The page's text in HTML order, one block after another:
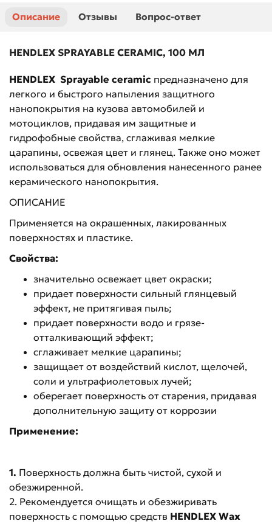
Описание Отзывы Вопрос-ответ
HENDLEX SPRAYABLE CERAMIC, 100 МЛ
HENDLEX Sprayable ceramic предназначено для
легкого и быстрого напыления защитного
нанопокрытия на кузова автомобилей и
мотоциклов, придавая им защитные и
гидрофобные свойства, сглаживая мелкие
царапины, освежая цвет и глянец. Также оно может
использоваться для обновления нанесенного ранее
керамического нанопокрытия.
ОПИСАНИЕ
Применяется на окрашенных, лакированных
поверхностях и пластике.
Свойства:
значительно освежает цвет окраски;
придает поверхности сильный глянцевый
эффект, не притягивая пыль;
придает поверхности водо и грязе-
отталкивающий эффект;
сглаживает мелкие царапины;
защищает от воздействий кислот, щелочей,
соли и ультрафиолетовых лучей;
оберегает поверхность от старения, придавая
дополнительную защиту от коррозии
Применение:
1. Поверхность должна быть чистой, сухой и
обезжиренной.
2. Рекомендуется очищать и обезжиривать
поверхность с помощью средств HENDLEX Wax